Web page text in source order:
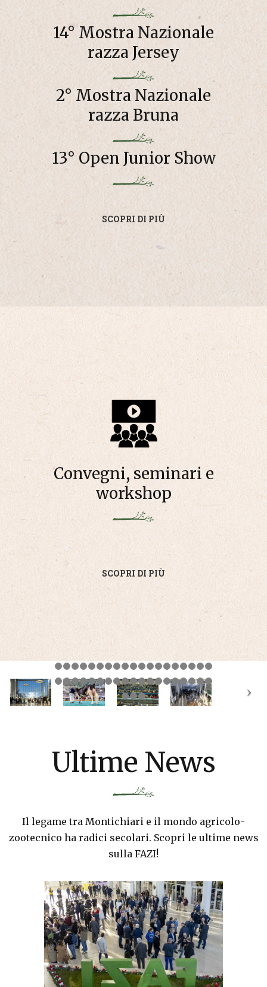
14° Mostra Nazionale
razza Jersey
2° Mostra Nazionale
razza Bruna
13° Open Junior Show
SCOPRI DI PIÙ
Convegni, seminari e
workshop
SCOPRI DI PIÙ
Ultime News
Il legame tra Montichiari e il mondo agricolo-
zootecnico ha radici secolari. Scopri le ultime news
sulla FAZI!